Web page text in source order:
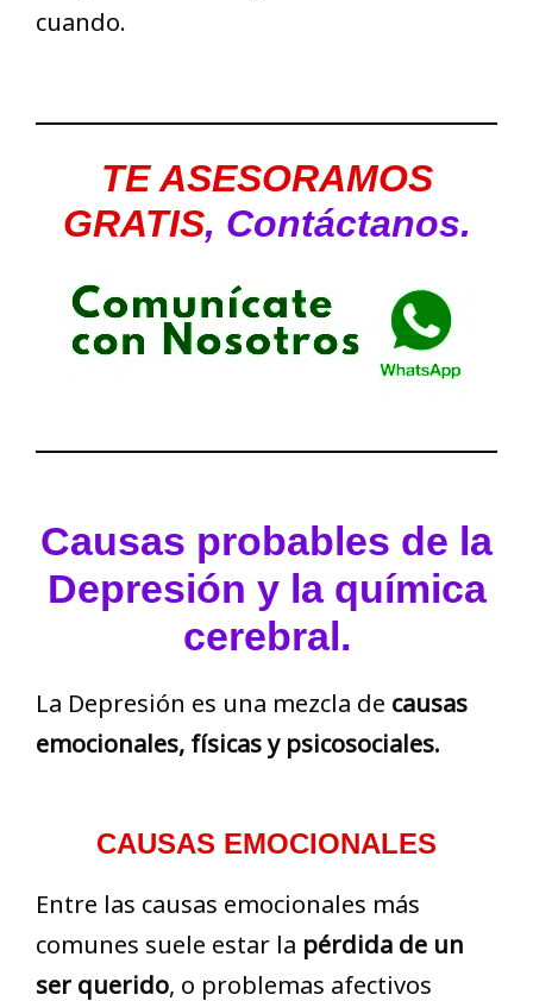
cuando.
TE ASESORAMOS
GRATIS, Contáctanos.
Causas probables de la
Depresión y la química
cerebral.
La Depresión es una mezcla de causas
emocionales, físicas y psicosociales.
CAUSAS EMOCIONALES
Entre las causas emocionales más
comunes suele estar la pérdida de un
ser querido, o problemas afectivos